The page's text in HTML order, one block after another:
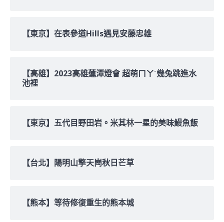
【東京】在表參道Hills遇見安藤忠雄
【高雄】2023高雄蓮潭燈會 超萌ㄇㄚˊ幾兔跳進水
池裡
【東京】五代目野田岩。米其林一星的美味鰻魚飯
【台北】陽明山擎天崗秋日芒草
【熊本】等待修復重生的熊本城